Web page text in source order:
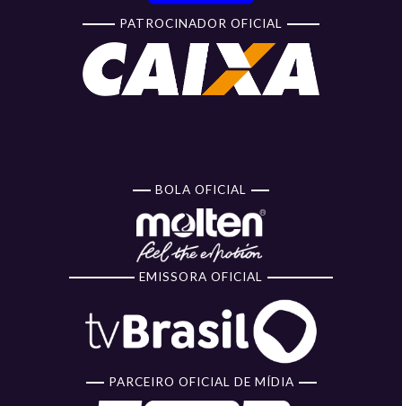
PATROCINADOR OFICIAL
BOLA OFICIAL
EMISSORA OFICIAL
PARCEIRO OFICIAL DE MÍDIA